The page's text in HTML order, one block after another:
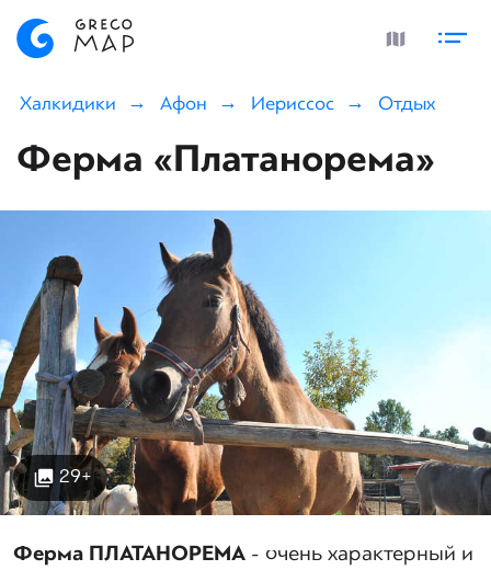
Халкидики Афон Иериссос Отдых
Ферма «Платанорема»
29+
Ферма ПЛАТАНОРЕМА - очень характерный и